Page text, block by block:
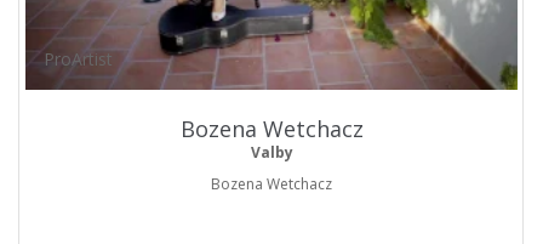
ProArtist
Bozena Wetchacz
Valby
Bozena Wetchacz